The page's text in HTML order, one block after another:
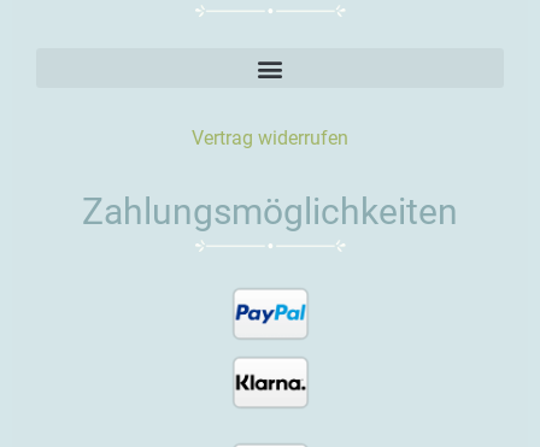
Vertrag widerrufen
Zahlungsmöglichkeiten